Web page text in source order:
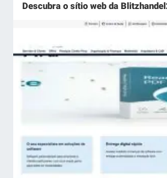
Descubra o sítio web da